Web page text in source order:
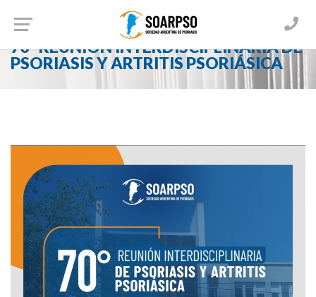
Home
70° REUNIÓN INTERDISCIPLINARIA DE
PSORIASIS Y ARTRITIS PSORIÁSICA